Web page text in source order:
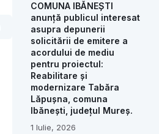
COMUNA IBĂNEȘTI
anunță publicul interesat
asupra depunerii
solicitării de emitere a
acordului de mediu
pentru proiectul:
Reabilitare și
modernizare Tabăra
Lăpușna, comuna
Ibănești, județul Mureș.
1 Iulie, 2026